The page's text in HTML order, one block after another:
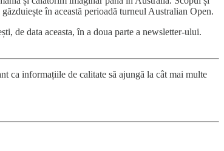
în această perioadă turneul Australian Open.
de data aceasta, în a doua parte a newsletter-ului.
ca informațiile de calitate să ajungă la cât mai multe